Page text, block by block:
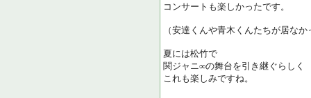
コンサートも楽しかったです。
（安達くんや青木くんたちが居な
夏には松竹で
関ジャニ∞の舞台を引き継ぐらしく
これも楽しみですね。